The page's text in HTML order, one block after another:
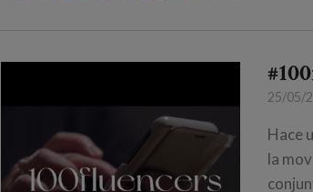
25/05/
Hace
la